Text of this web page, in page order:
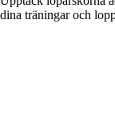
dina träningar och